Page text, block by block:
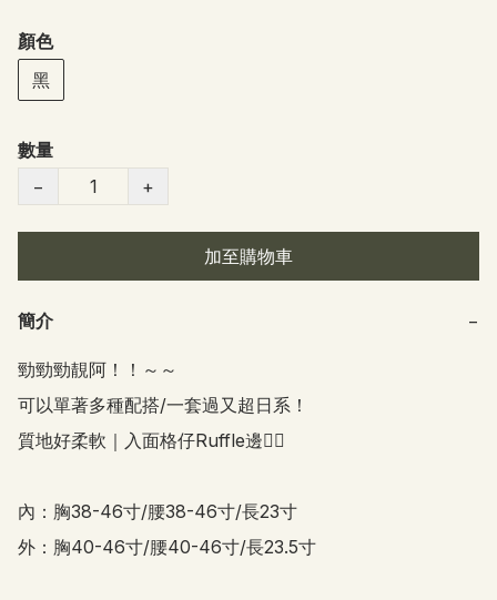
顏色
黑
數量
−
+
加至購物車
簡介 −
勁勁勁靚阿！！～～
可以單著多種配搭/一套過又超日系！
質地好柔軟｜入面格仔Ruffle邊👍🏻
內：胸38-46寸/腰38-46寸/長23寸
外：胸40-46寸/腰40-46寸/長23.5寸